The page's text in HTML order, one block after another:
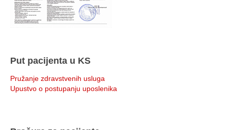
Put pacijenta u KS
Pružanje zdravstvenih usluga
Upustvo o postupanju uposlenika